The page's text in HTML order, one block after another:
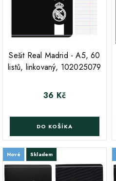
Sešit Real Madrid - A5, 60
listů, linkovaný, 102025079
Cena
36 Kč
DO KOŠÍKA
Nové Skladem